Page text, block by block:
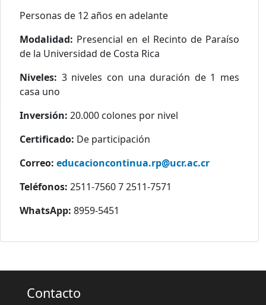
Personas de 12 años en adelante
Modalidad: Presencial en el Recinto de Paraíso
de la Universidad de Costa Rica
Niveles: 3 niveles con una duración de 1 mes
casa uno
Inversión: 20.000 colones por nivel
Certificado: De participación
Correo: educacioncontinua.rp@ucr.ac.cr
Teléfonos: 2511-7560 7 2511-7571
WhatsApp: 8959-5451
Contacto